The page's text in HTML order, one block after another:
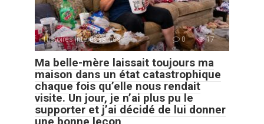
Histoires Intéressantes 0 17
Ma belle-mère laissait toujours ma
maison dans un état catastrophique
chaque fois qu’elle nous rendait
visite. Un jour, je n’ai plus pu le
supporter et j’ai décidé de lui donner